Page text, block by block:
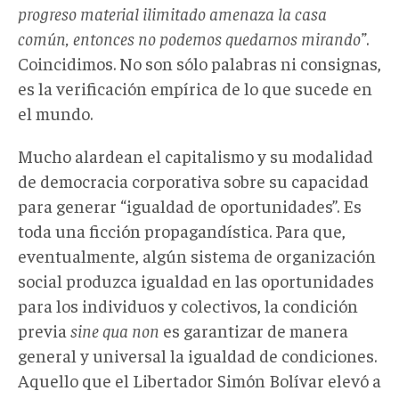
progreso material ilimitado amenaza la casa
común, entonces no podemos quedarnos mirando”.
Coincidimos. No son sólo palabras ni consignas,
es la verificación empírica de lo que sucede en
el mundo.
Mucho alardean el capitalismo y su modalidad
de democracia corporativa sobre su capacidad
para generar “igualdad de oportunidades”. Es
toda una ficción propagandística. Para que,
eventualmente, algún sistema de organización
social produzca igualdad en las oportunidades
para los individuos y colectivos, la condición
previa sine qua non es garantizar de manera
general y universal la igualdad de condiciones.
Aquello que el Libertador Simón Bolívar elevó a